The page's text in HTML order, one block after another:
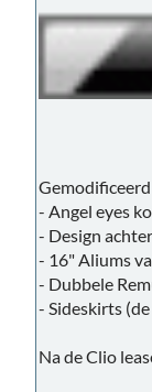
- Angel eyes
- Design
- 16" Aliums
- Dubbele
- Sideskirts
Na de Clio